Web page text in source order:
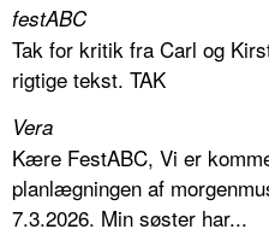
festABC
Tak for kritik fra Carl og
rigtige tekst. TAK
Vera
Kære FestABC, Vi er
planlægningen af
7.3.2026. Min søster har...